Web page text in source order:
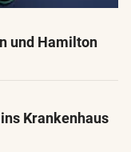
und Hamilton
Krankenhaus